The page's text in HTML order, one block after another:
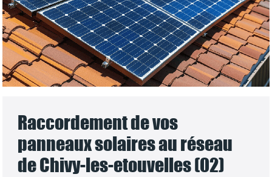
Raccordement de vos
panneaux solaires au réseau
de Chivy-les-etouvelles (02)